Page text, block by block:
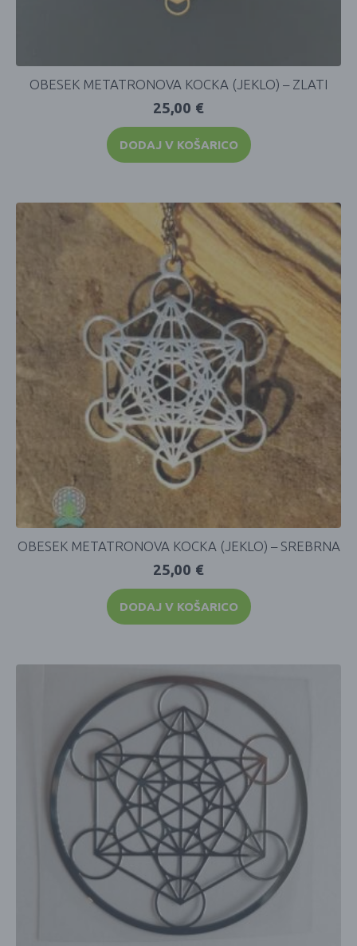
OBESEK METATRONOVA KOCKA (JEKLO) – ZLATI
25,00 €
DODAJ V KOŠARICO
OBESEK METATRONOVA KOCKA (JEKLO) – SREBRNA
25,00 €
DODAJ V KOŠARICO